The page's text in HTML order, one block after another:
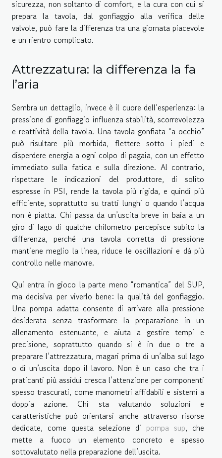
sicurezza, non soltanto di comfort, e la cura con cui si
prepara la tavola, dal gonfiaggio alla verifica delle
valvole, può fare la differenza tra una giornata piacevole
e un rientro complicato.
Attrezzatura: la differenza la fa
l’aria
Sembra un dettaglio, invece è il cuore dell’esperienza: la
pressione di gonfiaggio influenza stabilità, scorrevolezza
e reattività della tavola. Una tavola gonfiata “a occhio”
può risultare più morbida, flettere sotto i piedi e
disperdere energia a ogni colpo di pagaia, con un effetto
immediato sulla fatica e sulla direzione. Al contrario,
rispettare le indicazioni del produttore, di solito
espresse in PSI, rende la tavola più rigida, e quindi più
efficiente, soprattutto su tratti lunghi o quando l’acqua
non è piatta. Chi passa da un’uscita breve in baia a un
giro di lago di qualche chilometro percepisce subito la
differenza, perché una tavola corretta di pressione
mantiene meglio la linea, riduce le oscillazioni e dà più
controllo nelle manovre.
Qui entra in gioco la parte meno “romantica” del SUP,
ma decisiva per viverlo bene: la qualità del gonfiaggio.
Una pompa adatta consente di arrivare alla pressione
desiderata senza trasformare la preparazione in un
allenamento estenuante, e aiuta a gestire tempi e
precisione, soprattutto quando si è in due o tre a
preparare l’attrezzatura, magari prima di un’alba sul lago
o di un’uscita dopo il lavoro. Non è un caso che tra i
praticanti più assidui cresca l’attenzione per componenti
spesso trascurati, come manometri affidabili e sistemi a
doppia azione. Chi sta valutando soluzioni e
caratteristiche può orientarsi anche attraverso risorse
dedicate, come questa selezione di pompa sup, che
mette a fuoco un elemento concreto e spesso
sottovalutato nella preparazione dell’uscita.